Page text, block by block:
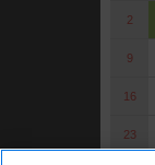
2
9
16
23